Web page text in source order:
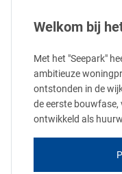
Welkom bij
Met het "Seepark"
ambitieuze
ontstonden in de
de eerste bouwfase,
ontwikkeld als